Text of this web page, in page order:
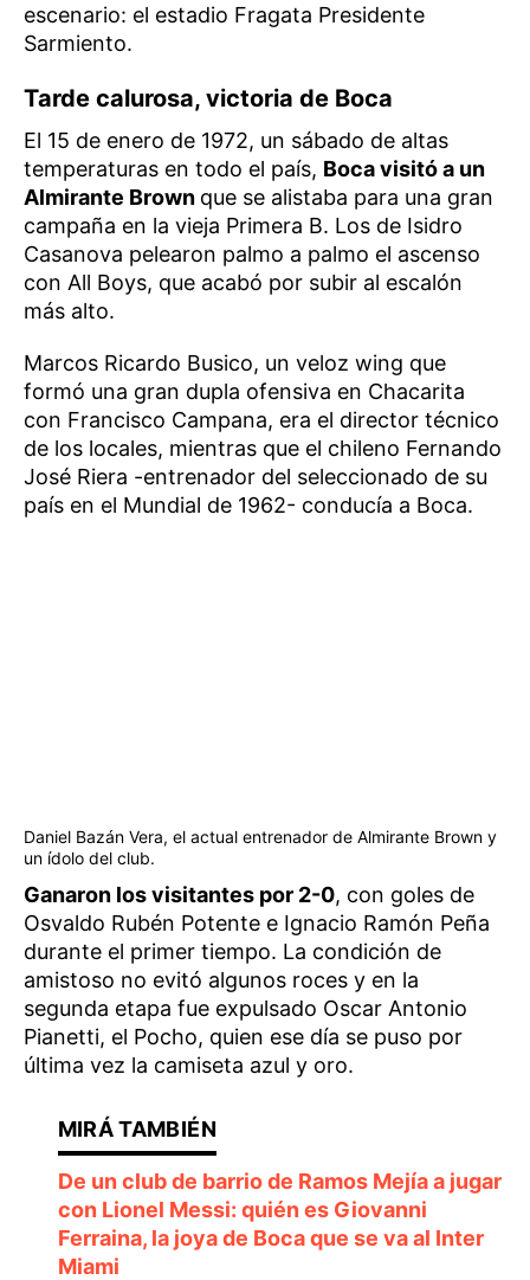
escenario: el estadio Fragata Presidente
Sarmiento.
Tarde calurosa, victoria de Boca
El 15 de enero de 1972, un sábado de altas
temperaturas en todo el país, Boca visitó a un
Almirante Brown que se alistaba para una gran
campaña en la vieja Primera B. Los de Isidro
Casanova pelearon palmo a palmo el ascenso
con All Boys, que acabó por subir al escalón
más alto.
Marcos Ricardo Busico, un veloz wing que
formó una gran dupla ofensiva en Chacarita
con Francisco Campana, era el director técnico
de los locales, mientras que el chileno Fernando
José Riera -entrenador del seleccionado de su
país en el Mundial de 1962- conducía a Boca.
Daniel Bazán Vera, el actual entrenador de Almirante Brown y
un ídolo del club.
Ganaron los visitantes por 2-0, con goles de
Osvaldo Rubén Potente e Ignacio Ramón Peña
durante el primer tiempo. La condición de
amistoso no evitó algunos roces y en la
segunda etapa fue expulsado Oscar Antonio
Pianetti, el Pocho, quien ese día se puso por
última vez la camiseta azul y oro.
De un club de barrio de Ramos Mejía a jugar
con Lionel Messi: quién es Giovanni
Ferraina, la joya de Boca que se va al Inter
Miami